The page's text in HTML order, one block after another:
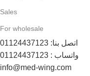
Sales
For wholesale
اتصل بنا: 01124437123
واتساب : 01124437123
info@med-wing.com